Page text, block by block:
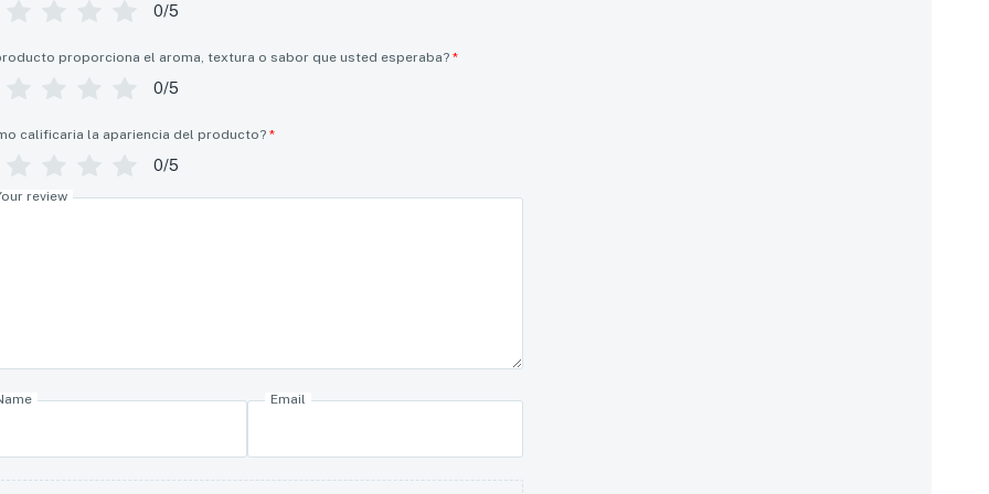
0/5
proporciona el aroma, textura o sabor que usted esperaba? *
0/5
calificaria la apariencia del producto? *
0/5
review
Email